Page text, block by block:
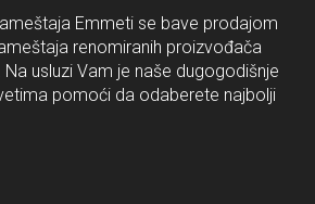
Emmeti se bave prodajom
renomiranih proizvođača
usluzi Vam je naše dugogodišnje
pomoći da odaberete najbolji